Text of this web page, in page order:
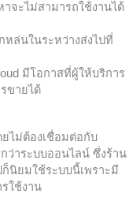
จะไม่สามารถใช้งานได้
ล่นในระหว่างส่งไปที่
มีโอกาสที่ผู้ให้บริการ
ขายได้
ไม่ต้องเชื่อมต่อกับ
ว่าระบบออนไลน์ ซึ่งร้าน
นิยมใช้ระบบนี้เพราะมี
ใช้งาน